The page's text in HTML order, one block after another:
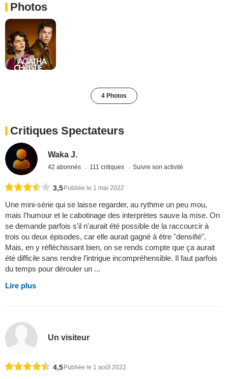
Photos
4 Photos
Critiques Spectateurs
Waka J.
42 abonnés 111 critiques Suivre son activité
3,5 Publiée le 1 mai 2022
Une mini-série qui se laisse regarder, au rythme un peu mou,
mais l'humour et le cabotinage des interprètes sauve la mise. On
se demande parfois s'il n'aurait été possible de la raccourcir à
trois ou deux épisodes, car elle aurait gagné à être "densifié".
Mais, en y réfléchissant bien, on se rends compte que ça aurait
été difficile sans rendre l’intrigue incompréhensible. Il faut parfois
du temps pour dérouler un ...
Lire plus
Un visiteur
4,5 Publiée le 1 août 2022